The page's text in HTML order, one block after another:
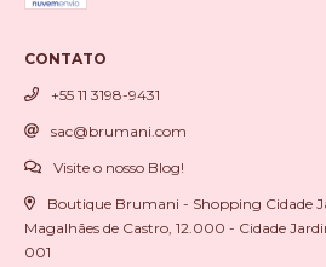
CONTATO
+55 11 3198-9431
sac@brumani.com
Visite o nosso Blog!
Boutique Brumani - Shopping Cidade
Magalhães de Castro, 12.000 - Cidade
001